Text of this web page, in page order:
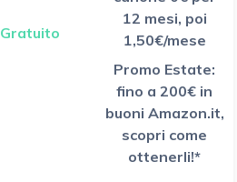
Gratuito
12 mesi, poi
1,50€/mese
Promo Estate:
fino a 200€ in
buoni Amazon.it,
scopri come
ottenerli!*